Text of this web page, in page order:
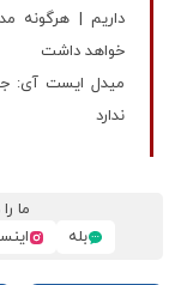
داریم | هرگونه
خواهد داشت
میدل ایست آی:
ندارد
ما
بله